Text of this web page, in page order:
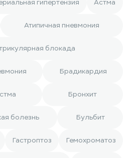
гипертензия Астма
Атипичная пневмония
блокада
Брадикардия
Бронхит
болезнь Бульбит
Гастроптоз Гемохроматоз